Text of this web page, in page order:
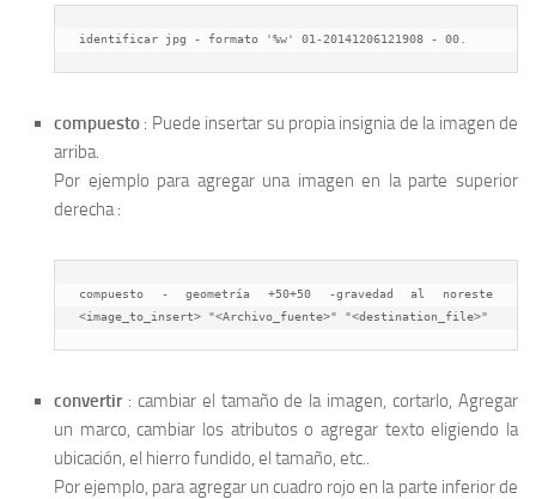
identificar jpg - formato '%w' 01-20141206121908 - 00.
compuesto : Puede insertar su propia insignia de la imagen de
arriba.
Por ejemplo para agregar una imagen en la parte superior
derecha :
compuesto - geometría +50+50 -gravedad al noreste
<image_to_insert> "<Archivo_fuente>" "<destination_file>"
convertir: cambiar el tamaño de la imagen, cortarlo, Agregar
un marco, cambiar los atributos o agregar texto eligiendo la
ubicación, el hierro fundido, el tamaño, etc..
Por ejemplo, para agregar un cuadro rojo en la parte inferior de